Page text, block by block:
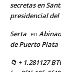
secretas en
presidencial del
Serta en
de Puerto Plata
📁 + 1.281127